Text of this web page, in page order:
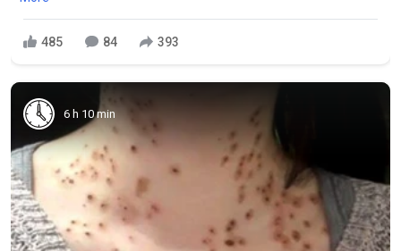
485 84 393
6 h 10 min